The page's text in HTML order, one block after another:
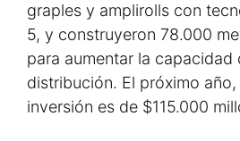
graples y amplirolls con
5, y construyeron 78.000
para aumentar la
distribución. El próximo
inversión es de $115.000